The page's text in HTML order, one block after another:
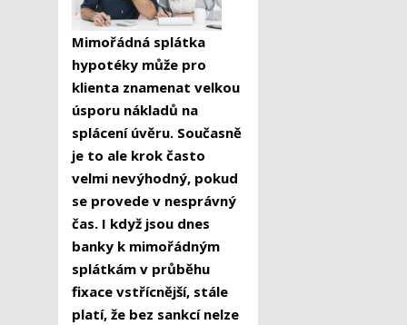
Mimořádná splátka
hypotéky může pro
klienta znamenat velkou
úsporu nákladů na
splácení úvěru. Současně
je to ale krok často
velmi nevýhodný, pokud
se provede v nesprávný
čas. I když jsou dnes
banky k mimořádným
splátkám v průběhu
fixace vstřícnější, stále
platí, že bez sankcí nelze